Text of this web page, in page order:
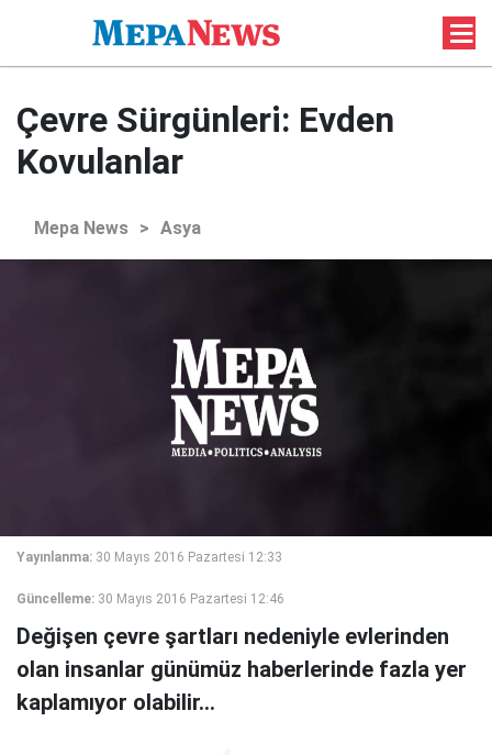
Çevre Sürgünleri: Evden
Kovulanlar
Mepa News > Asya
Yayınlanma: 30 Mayıs 2016 Pazartesi 12:33
Güncelleme: 30 Mayıs 2016 Pazartesi 12:46
Değişen çevre şartları nedeniyle evlerinden
olan insanlar günümüz haberlerinde fazla yer
kaplamıyor olabilir...